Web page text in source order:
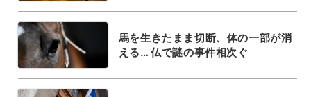
馬を生きたまま切断、体の一部が消
える… 仏で謎の事件相次ぐ